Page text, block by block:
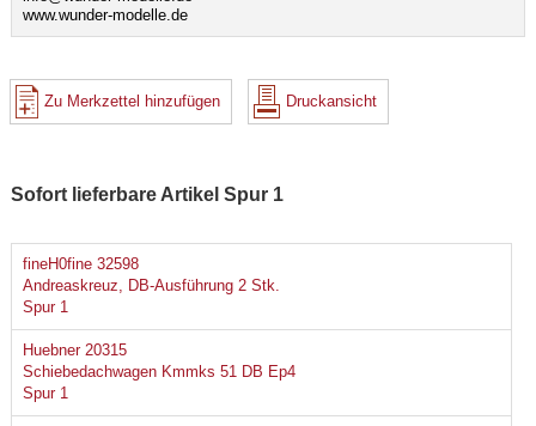
www.wunder-modelle.de
Zu Merkzettel hinzufügen Druckansicht
Sofort lieferbare Artikel Spur 1
fineH0fine 32598
Andreaskreuz, DB-Ausführung 2 Stk.
Spur 1
Huebner 20315
Schiebedachwagen Kmmks 51 DB Ep4
Spur 1